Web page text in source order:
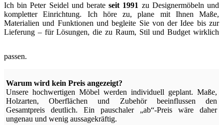
Ich bin Peter Seidel und berateseit 1991 zu Designermöbeln und
kompletter Einrichtung. Ich höre zu, plane mit Ihnen Maße,
Materialien und Funktionen und begleite Sie von der Idee bis zur
Lieferung – für Lösungen, die zu Raum, Stil und Budget wirklich
passen.
Warum wird kein Preis angezeigt?
Unsere hochwertigen Möbel werden individuell geplant. Maße,
Holzarten, Oberflächen und Zubehör beeinflussen den
Gesamtpreis deutlich. Ein pauschaler „ab“-Preis wäre daher
ungenau und wenig aussagekräftig.